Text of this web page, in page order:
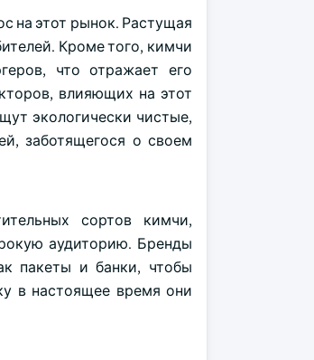
на этот рынок. Растущая
Кроме того, кимчи
что отражает его
влияющих на этот
экологически чистые,
заботящегося о своем
сортов кимчи,
аудиторию. Бренды
пакеты и банки, чтобы
в настоящее время они